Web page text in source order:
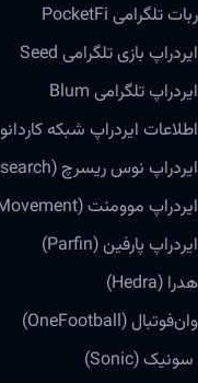
ربات تلگرامی PocketFi
ایردراپ بازی تلگرامی Seed
ایردراپ تلگرامی Blum
اطلاعات ایردراپ شبکه کاردانو
ایردراپ نوس ریسرچ (Nous Research)
ایردراپ موومنت (Movement)
ایردراپ پارفین (Parfin)
هدرا (Hedra)
وان‌فوتبال (OneFootball)
سونیک (Sonic)